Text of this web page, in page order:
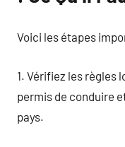
Voici les étapes
1. Vérifiez les règles
permis de conduire
pays.